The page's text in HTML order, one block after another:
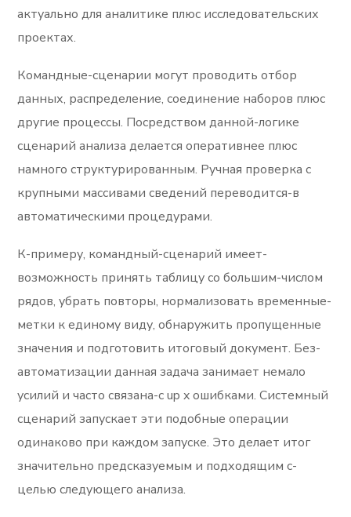
актуально для аналитике плюс исследовательских
проектах.
Командные-сценарии могут проводить отбор
данных, распределение, соединение наборов плюс
другие процессы. Посредством данной-логике
сценарий анализа делается оперативнее плюс
намного структурированным. Ручная проверка с
крупными массивами сведений переводится-в
автоматическими процедурами.
К-примеру, командный-сценарий имеет-
возможность принять таблицу со большим-числом
рядов, убрать повторы, нормализовать временные-
метки к единому виду, обнаружить пропущенные
значения и подготовить итоговый документ. Без-
автоматизации данная задача занимает немало
усилий и часто связана-с up x ошибками. Системный
сценарий запускает эти подобные операции
одинаково при каждом запуске. Это делает итог
значительно предсказуемым и подходящим с-
целью следующего анализа.